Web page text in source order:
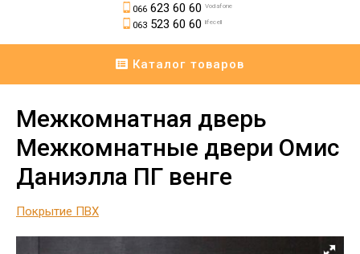
066623 60 60 Vodafone
063523 60 60 lifecell
Каталог товаров
Межкомнатная дверь
Межкомнатные двери Омис
Даниэлла ПГ венге
Покрытие ПВХ